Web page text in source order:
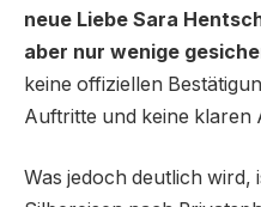
neue Liebe Sara
aber nur wenige
keine offiziellen
Auftritte und keine klaren
Was jedoch deutlich